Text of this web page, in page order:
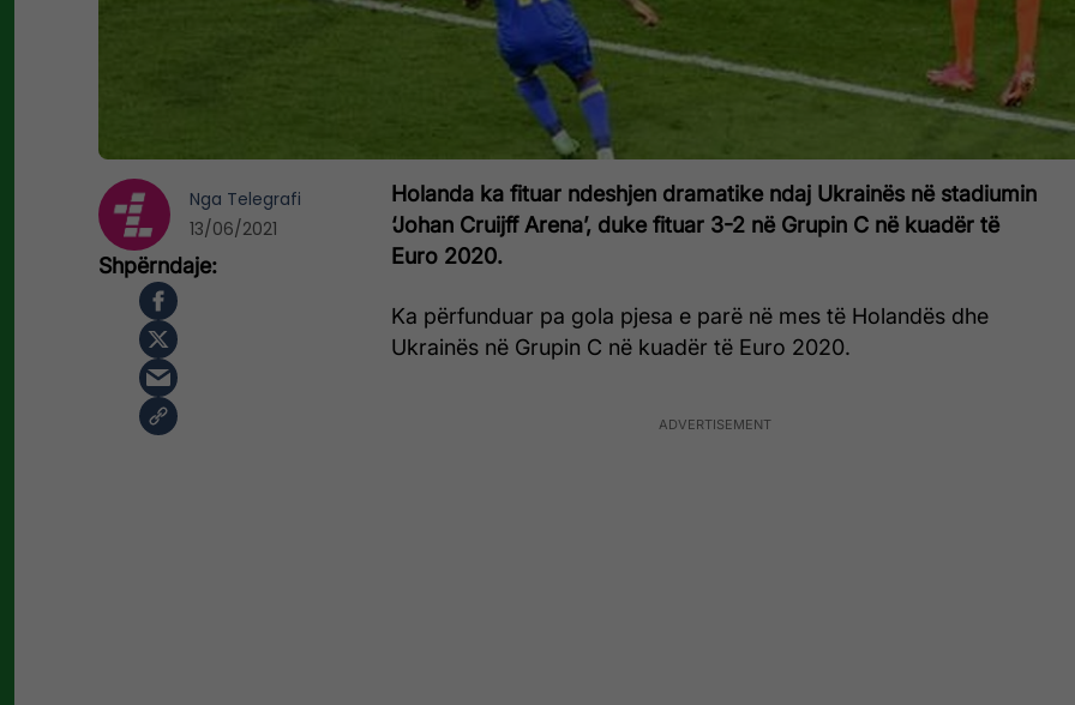
Holanda ka fituar ndeshjen dramatike ndaj Ukrainës në stadiumin
‘Johan Cruijff Arena’, duke fituar 3-2 në Grupin C në kuadër të
Euro 2020.
Ka përfunduar pa gola pjesa e parë në mes të Holandës dhe
Ukrainës në Grupin C në kuadër të Euro 2020.
Nga Telegrafi
13/06/2021